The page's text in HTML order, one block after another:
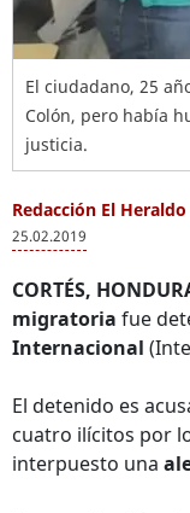
El ciudadano, 25
Colón, pero había
justicia.
Redacción El Heraldo
25.02.2019
CORTÉS,
migratoria fue
Internacional
El detenido es
cuatro ilícitos por
interpuesto una